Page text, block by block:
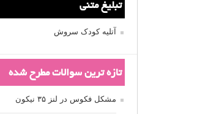
تبلیغ متنی
آتلیه کودک سروش
تازه ترین سوالات مطرح شده
مشکل فکوس در لنز ۳۵ نیکون